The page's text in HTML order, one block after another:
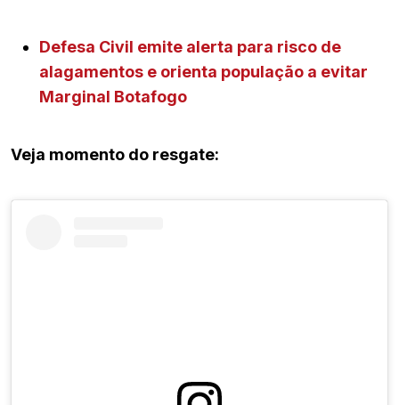
Defesa Civil emite alerta para risco de
alagamentos e orienta população a evitar
Marginal Botafogo
Veja momento do resgate: